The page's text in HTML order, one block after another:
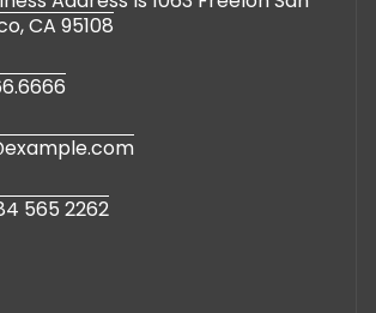
CA 95108
565 2262